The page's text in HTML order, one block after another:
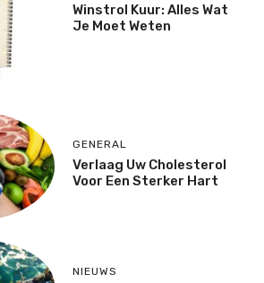
Winstrol Kuur: Alles Wat
Je Moet Weten
GENERAL
Verlaag Uw Cholesterol
Voor Een Sterker Hart
NIEUWS